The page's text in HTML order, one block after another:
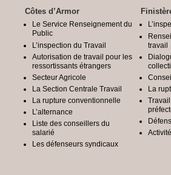
Côtes d’Armor
Le Service Renseignement du
Public
L’inspection du Travail
Autorisation de travail pour les
ressortissants étrangers
Secteur Agricole
La Section Centrale Travail
La rupture conventionnelle
L’alternance
Liste des conseillers du
salarié
Les défenseurs syndicaux
travail
La